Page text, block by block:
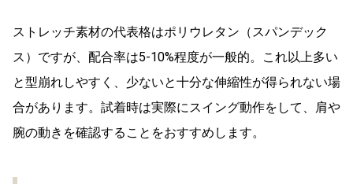
ストレッチ素材の代表格はポリウレタン（スパンデック
ス）ですが、配合率は5-10%程度が一般的。これ以上多い
と型崩れしやすく、少ないと十分な伸縮性が得られない場
合があります。試着時は実際にスイング動作をして、肩や
腕の動きを確認することをおすすめします。